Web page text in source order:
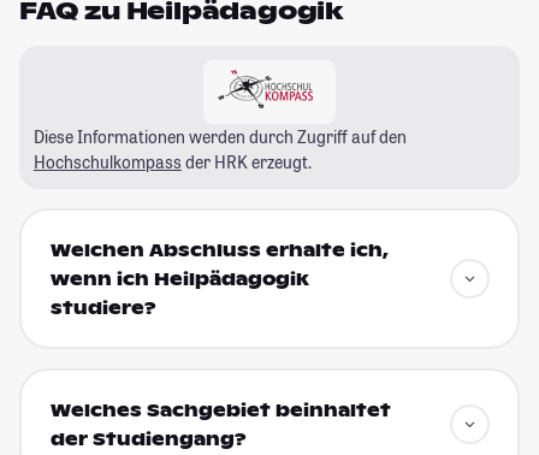
FAQ zu Heilpädagogik
Diese Informationen werden durch Zugriff auf den
Hochschulkompass der HRK erzeugt.
Welchen Abschluss erhalte ich,
wenn ich Heilpädagogik
studiere?
Welches Sachgebiet beinhaltet
der Studiengang?